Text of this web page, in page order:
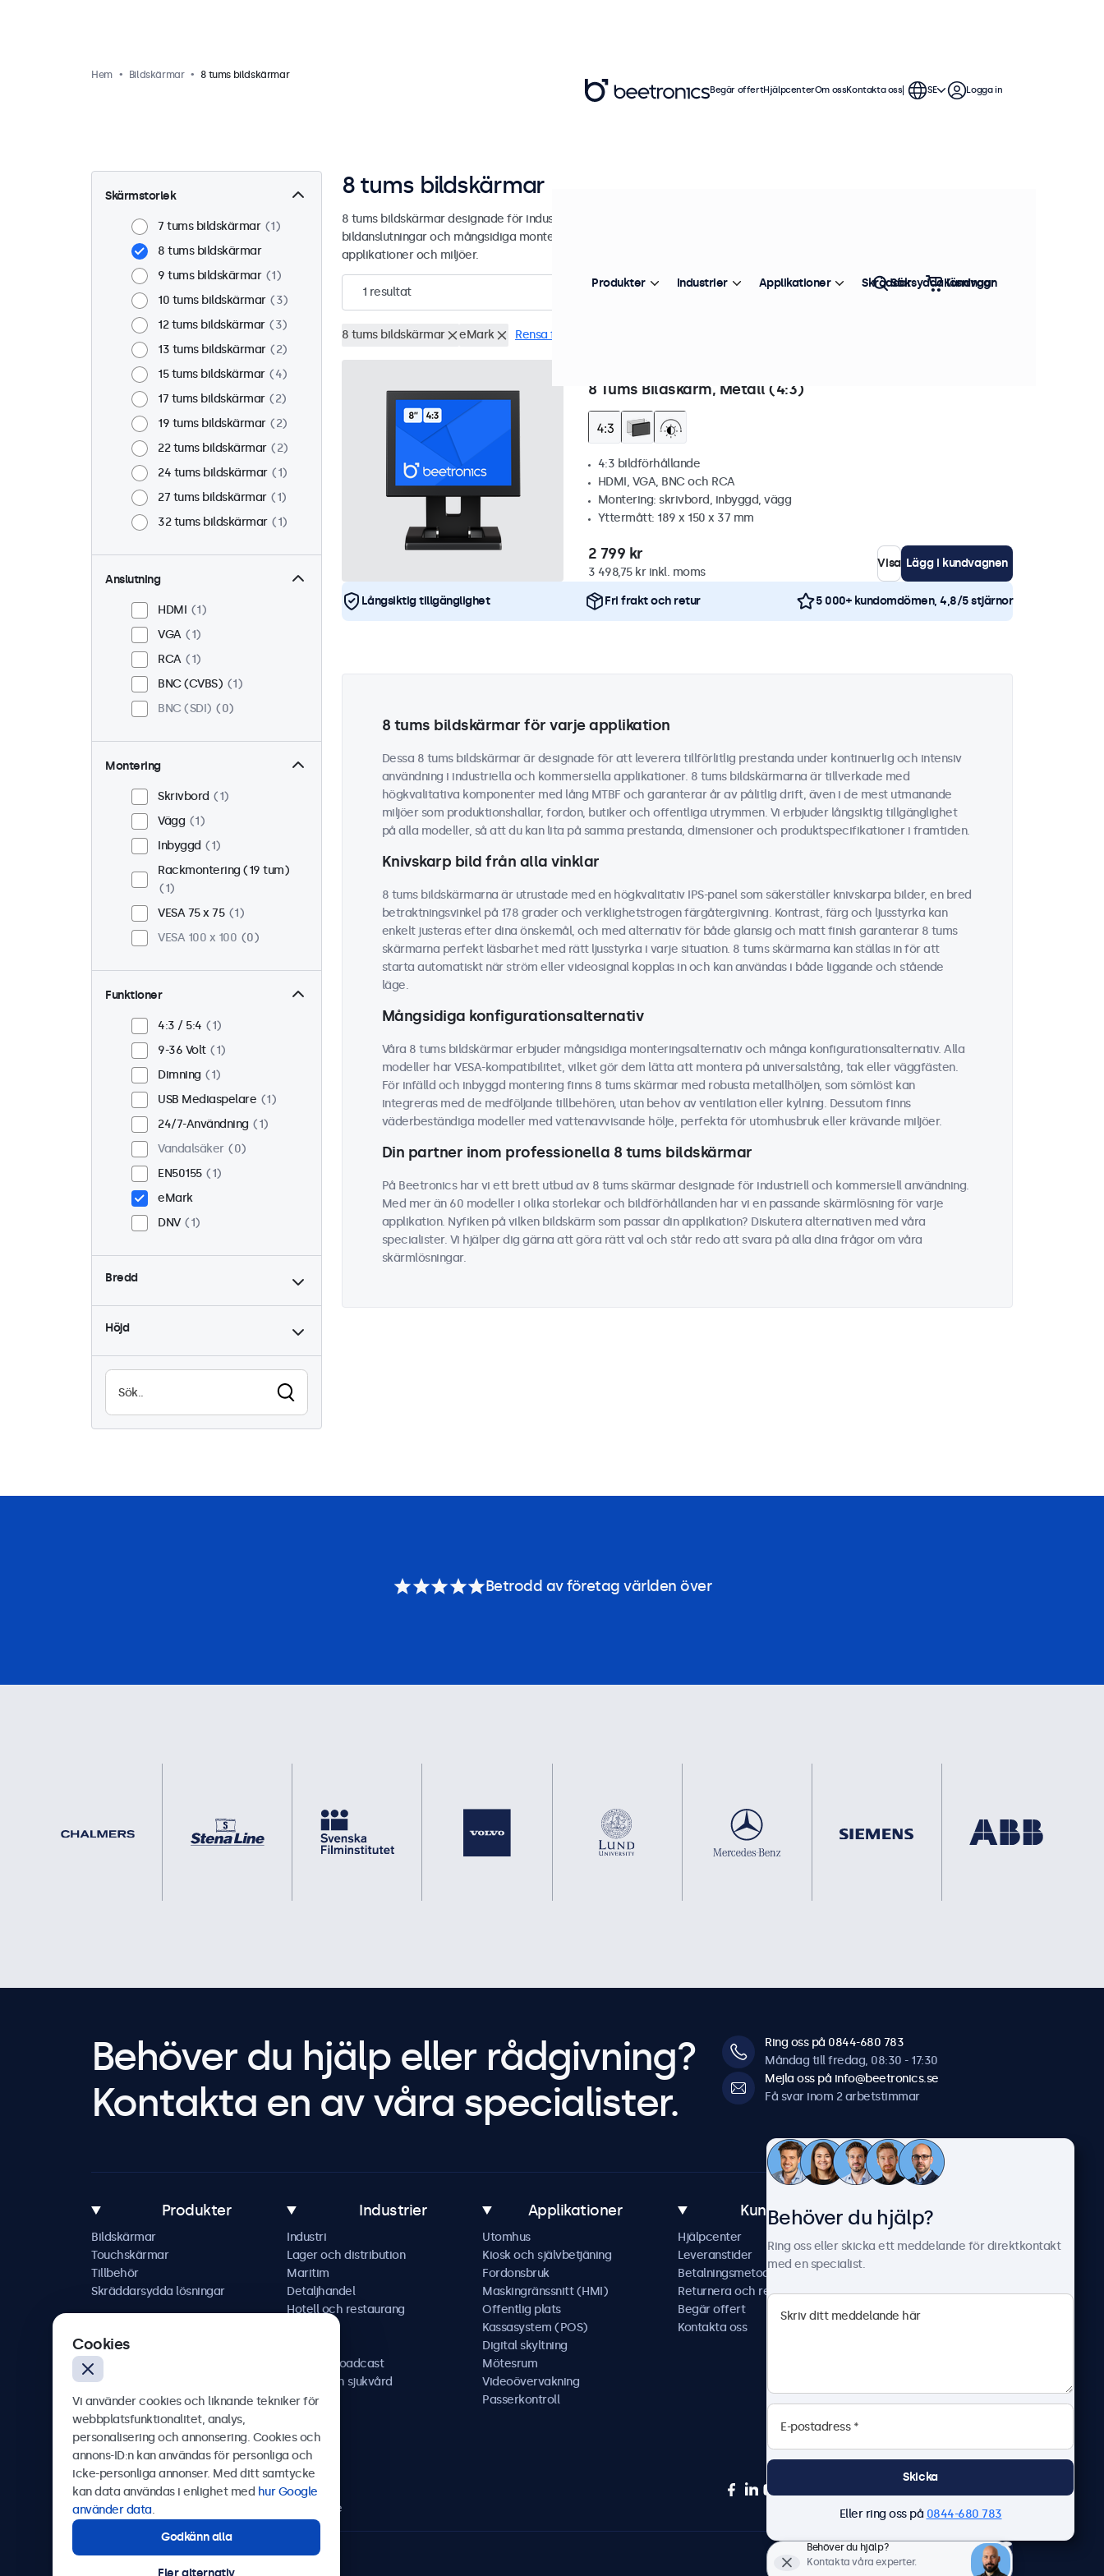
Hem Bildskärmar 8 tums bildskärmar
Skärmstorlek
7 tums bildskärmar
1
8 tums bildskärmar
9 tums bildskärmar
1
10 tums bildskärmar
3
12 tums bildskärmar
3
13 tums bildskärmar
2
15 tums bildskärmar
4
17 tums bildskärmar
2
19 tums bildskärmar
2
22 tums bildskärmar
2
24 tums bildskärmar
1
27 tums bildskärmar
1
32 tums bildskärmar
1
Anslutning
HDMI
1
VGA
1
RCA
1
BNC (CVBS)
1
BNC (SDI)
0
Montering
Skrivbord
1
Vägg
1
Inbyggd
1
Rackmontering (19 tum)
1
VESA 75 x 75
1
VESA 100 x 100
0
Funktioner
4:3 / 5:4
1
9-36 Volt
1
Dimning
1
USB Mediaspelare
1
24/7-Användning
1
Vandalsäker
0
EN50155
1
eMark
DNV
1
Bredd
Höjd
8 tums bildskärmar
8 tums bildskärmar designade för industriell och kommersiell användning. Våra 8 tums skärmar erbjuder flera
bildanslutningar och mångsidiga monteringsalternativ, vilket gör de enkla att sömlöst integrera i alla
applikationer och miljöer.
1 resultat Sortera efter Toppsäljare
8 tums bildskärmar eMark Rensa filter
8 Tums Bildskärm, Metall (4:3)
4:3 bildförhållande
HDMI, VGA, BNC och RCA
Montering: skrivbord, inbyggd, vägg
Yttermått: 189 x 150 x 37 mm
2 799 kr
3 498,75 kr inkl. moms
Visa Lägg i kundvagnen
Långsiktig tillgänglighet Fri frakt och retur 5 000+ kundomdömen, 4,8/5 stjärnor
8 tums bildskärmar för varje applikation
Dessa 8 tums bildskärmar är designade för att leverera tillförlitlig prestanda under kontinuerlig och intensiv
användning i industriella och kommersiella applikationer. 8 tums bildskärmarna är tillverkade med
högkvalitativa komponenter med lång MTBF och garanterar år av pålitlig drift, även i de mest utmanande
miljöer som produktionshallar, fordon, butiker och offentliga utrymmen. Vi erbjuder långsiktig tillgänglighet
på alla modeller, så att du kan lita på samma prestanda, dimensioner och produktspecifikationer i framtiden.
Knivskarp bild från alla vinklar
8 tums bildskärmarna är utrustade med en högkvalitativ IPS-panel som säkerställer knivskarpa bilder, en bred
betraktningsvinkel på 178 grader och verklighetstrogen färgåtergivning. Kontrast, färg och ljusstyrka kan
enkelt justeras efter dina önskemål, och med alternativ för både glansig och matt finish garanterar 8 tums
skärmarna perfekt läsbarhet med rätt ljusstyrka i varje situation. 8 tums skärmarna kan ställas in för att
starta automatiskt när ström eller videosignal kopplas in och kan användas i både liggande och stående
läge.
Mångsidiga konfigurationsalternativ
Våra 8 tums bildskärmar erbjuder mångsidiga monteringsalternativ och många konfigurationsalternativ. Alla
modeller har VESA-kompatibilitet, vilket gör dem lätta att montera på universalstång, tak eller väggfästen.
För infälld och inbyggd montering finns 8 tums skärmar med robusta metallhöljen, som sömlöst kan
integreras med de medföljande tillbehören, utan behov av ventilation eller kylning. Dessutom finns
väderbeständiga modeller med vattenavvisande hölje, perfekta för utomhusbruk eller krävande miljöer.
Din partner inom professionella 8 tums bildskärmar
På Beetronics har vi ett brett utbud av 8 tums skärmar designade för industriell och kommersiell användning.
Med mer än 60 modeller i olika storlekar och bildförhållanden har vi en passande skärmlösning för varje
applikation. Nyfiken på vilken bildskärm som passar din applikation? Diskutera alternativen med våra
specialister. Vi hjälper dig gärna att göra rätt val och står redo att svara på alla dina frågor om våra
skärmlösningar.
Begär offertHjälpcenterOm ossKontakta oss SE Logga in
Produkter Industrier Applikationer Skräddarsydda lösningar
Sök Kundvagn
Betrodd av företag världen över
Behöver du hjälp eller rådgivning?
Kontakta en av våra specialister.
Ring oss på 0844-680 783
Måndag till fredag, 08:30 - 17:30
Mejla oss på info@beetronics.se
Få svar inom 2 arbetstimmar
Produkter
Bildskärmar
Touchskärmar
Tillbehör
Skräddarsydda lösningar
Industrier
Industri
Lager och distribution
Maritim
Detaljhandel
Hotell och restaurang
AV och broadcast
Hälso- och sjukvård
Applikationer
Utomhus
Kiosk och självbetjäning
Fordonsbruk
Maskingränssnitt (HMI)
Offentlig plats
Kassasystem (POS)
Digital skyltning
Mötesrum
Videoövervakning
Passerkontroll
Kundtjänst
Hjälpcenter
Leveranstider
Betalningsmetoder
Returnera och reparera
Begär offert
Kontakta oss
Om Beetronics
Jobba hos oss
Allmänna villkor
Beetronics
Olof Palmesgata 29, Stockholm, 111 22, Sverige
Svenska
Behöver du hjälp?
Ring oss eller skicka ett meddelande för direktkontakt
med en specialist.
Skicka
Eller ring oss på 0844-680 783
Behöver du hjälp?
Kontakta våra experter.
Cookies
Vi använder cookies och liknande tekniker för
webbplatsfunktionalitet, analys,
personalisering och annonsering. Cookies och
annons-ID:n kan användas för personliga och
icke-personliga annonser. Med ditt samtycke
kan data användas i enlighet med hur Google
använder data.
Godkänn alla
Fler alternativ